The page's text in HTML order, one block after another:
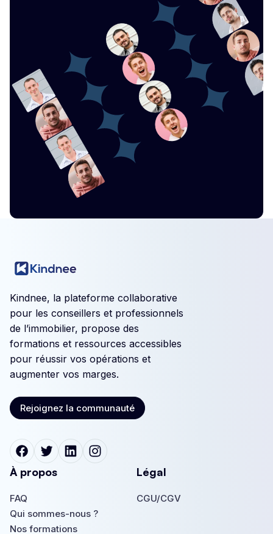
Kindnee, la plateforme collaborative
pour les conseillers et professionnels
de l’immobilier, propose des
formations et ressources accessibles
pour réussir vos opérations et
augmenter vos marges.
Rejoignez la communauté
Rejoignez la communauté
À propos
FAQ
FAQ
Qui sommes-nous ?
Qui sommes-nous ?
Nos formations
Légal
CGU/CGV